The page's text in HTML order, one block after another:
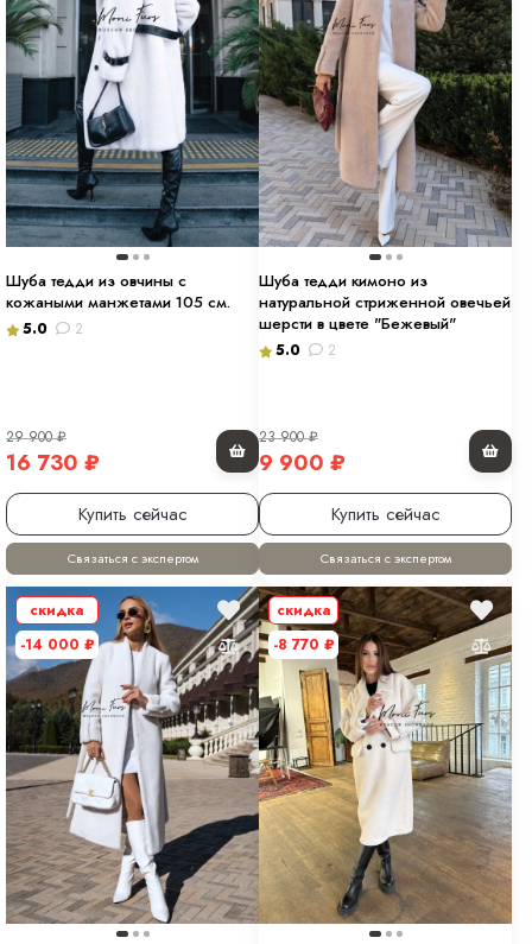
Шуба тедди из овчины с
кожаными манжетами 105 см.
5.0 2
29 900₽
16 730 ₽
Купить сейчас
Связаться с экспертом
Шуба тедди кимоно из
натуральной стриженной овечьей
шерсти в цвете "Бежевый"
5.0 2
23 900₽
9 900 ₽
Купить сейчас
Связаться с экспертом
скидка
-14 000 ₽
скидка
-8 770 ₽